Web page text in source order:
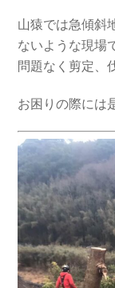
山猿では急傾斜
ないような現場
問題なく剪定、
お困りの際には